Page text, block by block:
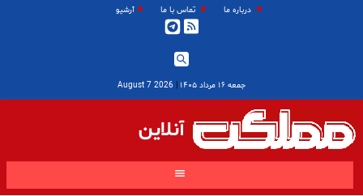
درباره ما تماس با ما آرشیو
جمعه ۱۶ مرداد ۱۴۰۵ |
2026 August 7
آنلاین